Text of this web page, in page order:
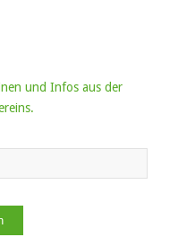
und Infos aus der